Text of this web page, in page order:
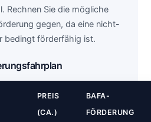
Rechnen Sie die mögliche
gegen, da eine nicht-
bedingt förderfähig ist.
PREIS
(CA.)
BAFA-
FÖRDERUNG